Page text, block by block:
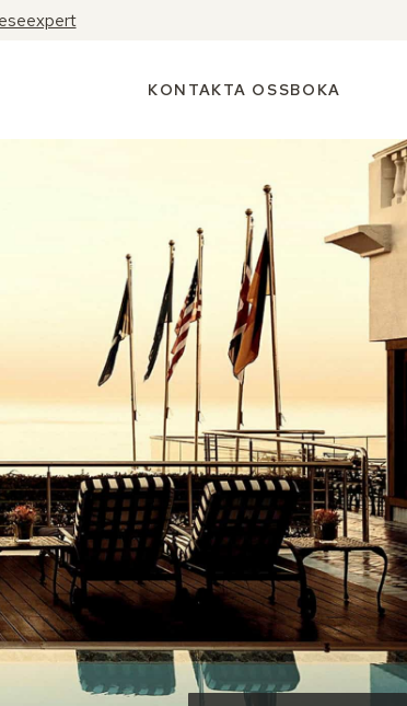
KONTAKTA OSSBOKA